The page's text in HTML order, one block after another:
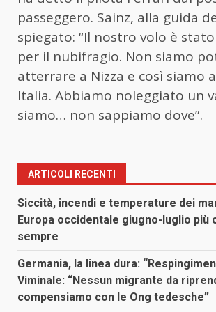
passeggero. Sainz, alla guida
spiegato: “Il nostro volo è
per il nubifragio. Non siamo
atterrare a Nizza e così siamo
Italia. Abbiamo noleggiato un
siamo… non sappiamo dove”.
ARTICOLI RECENTI
Siccità, incendi e temperature dei
Europa occidentale giugno-luglio più
sempre
Germania, la linea dura:
Viminale: “Nessun migrante da
compensiamo con le Ong tedesche”